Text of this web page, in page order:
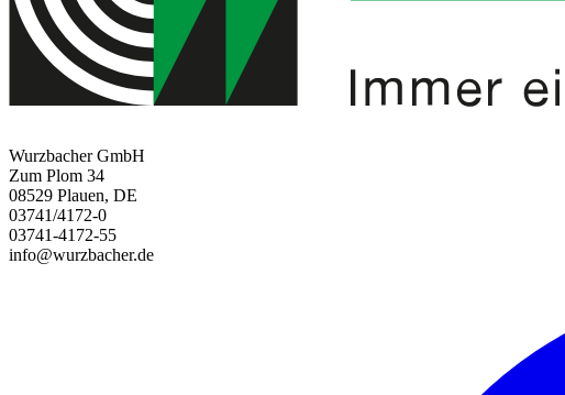
Wurzbacher GmbH
Zum Plom 34
08529 Plauen, DE
03741/4172-0
03741-4172-55
info@wurzbacher.de